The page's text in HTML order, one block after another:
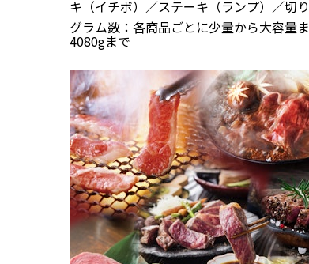
キ（イチボ）／ステーキ（ランプ）／切
グラム数：各商品ごとに少量から大容量
4080gまで